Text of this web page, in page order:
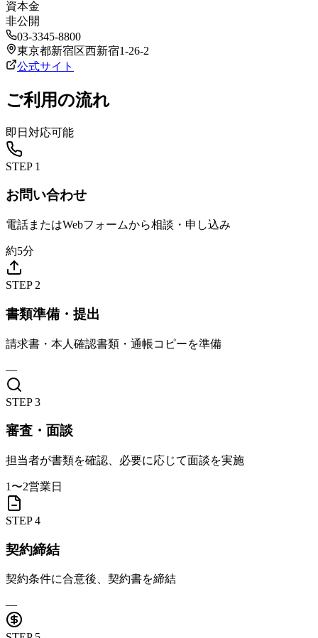
資本金
非公開
03-3345-8800
東京都新宿区西新宿1-26-2
公式サイト
ご利用の流れ
即日対応可能
STEP 1
お問い合わせ
電話またはWebフォームから相談・申し込み
約5分
STEP 2
書類準備・提出
請求書・本人確認書類・通帳コピーを準備
—
STEP3
審査・面談
担当者が書類を確認、必要に応じて面談を実施
1〜2営業日
STEP4
契約締結
契約条件に合意後、契約書を締結
—